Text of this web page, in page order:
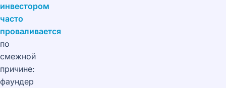
инвестором
часто
проваливается
по
смежной
причине:
фаундер